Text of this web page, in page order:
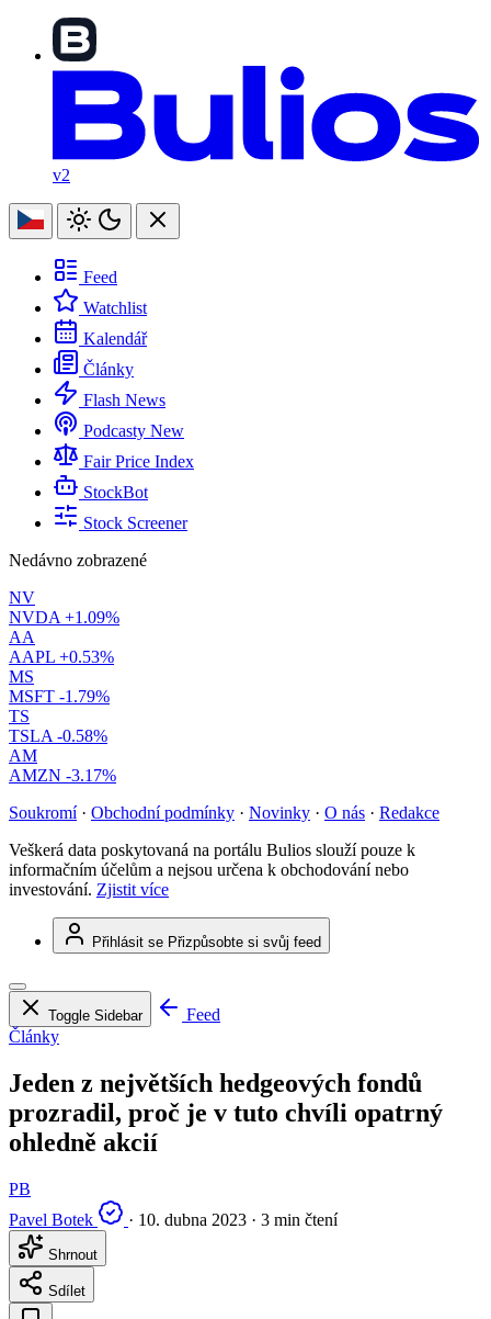
v2
Feed
Watchlist
Kalendář
Články
Flash News
Podcasty New
Fair Price Index
StockBot
Stock Screener
Nedávno zobrazené
NV
NVDA +1.09%
AA
AAPL +0.53%
MS
MSFT -1.79%
TS
TSLA -0.58%
AM
AMZN -3.17%
Soukromí · Obchodní podmínky · Novinky · O nás · Redakce
Veškerá data poskytovaná na portálu Bulios slouží pouze k
informačním účelům a nejsou určena k obchodování nebo
investování. Zjistit více
Přihlásit se Přizpůsobte si svůj feed
Toggle Sidebar
Feed
Články
Jeden z největších hedgeových fondů
prozradil, proč je v tuto chvíli opatrný
ohledně akcií
PB
Pavel Botek
· 10. dubna 2023 · 3 min čtení
Shrnout
Sdílet